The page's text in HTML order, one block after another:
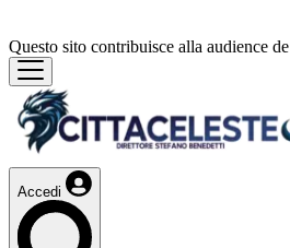
Questo sito contribuisce alla audience de
Accedi